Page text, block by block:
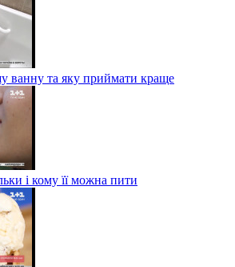
ванну та яку приймати краще
і кому її можна пити